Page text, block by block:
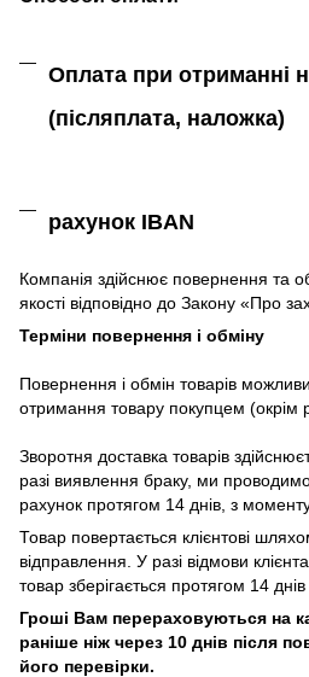
Оплата при отриманні
(післяплата, наложка)
рахунок IBAN
Компанія здійснює повернення та
якості відповідно до Закону «Про
Терміни повернення і обміну
Повернення і обмін товарів
отримання товару покупцем (окрім
Зворотня доставка товарів
разі виявлення браку, ми
рахунок протягом 14 днів з
Товар повертається клієнтові
відправлення. У разі відмови
товар зберігається протягом 14 днів
Гроші Вам перераховуються на
раніше ніж через 10 днів після
його перевірки.